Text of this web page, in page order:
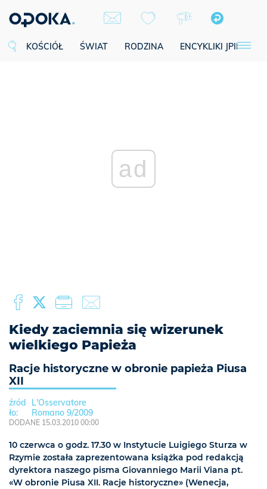
KOŚCIÓŁ ŚWIAT RODZINA ENCYKLIKI JPII
ad
Kiedy zaciemnia się wizerunek
wielkiego Papieża
Racje historyczne w obronie papieża Piusa
XII
L'Osservatore
Romano 9/2009
DODANE 15.03.2010 00:00
10 czerwca o godz. 17.30 w Instytucie Luigiego Sturza w
Rzymie została zaprezentowana książka pod redakcją
dyrektora naszego pisma Giovanniego Marii Viana pt.
«W obronie Piusa XII. Racje historyczne» (Wenecja,